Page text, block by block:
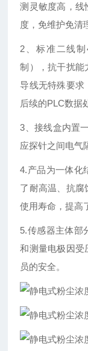
测灵敏度高，线
度，免维护免清
2、标准二线
制），抗干扰能
导线无特殊要求
后续的PLC数据
3、接线盒内置
应探针之间电气
4.产品为一体化
了耐高温、抗腐
使用寿命，提高
5.传感器主体部
和测量电极因受
员的安全。